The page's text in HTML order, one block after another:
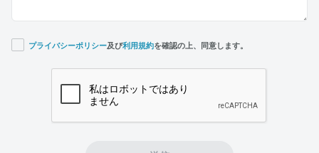
プライバシーポリシー及び利用規約を確認の上、同意します。